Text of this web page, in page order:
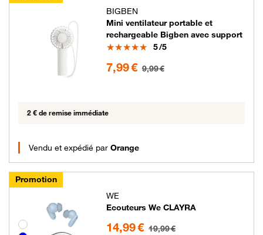
BIGBEN
Mini ventilateur portable et
rechargeable Bigben avec support
Note
5/5
7,99 € 9,99 €
2 € de remise immédiate
Vendu et expédié par Orange
Promotion
Groupe de couleurs disponibles non sélectionnables
WE
Ecouteurs We CLAYRA
14,99 € 19,99 €